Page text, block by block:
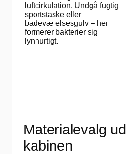
luftcirkulation. Undgå fugtig
sportstaske eller
badeværelsesgulv – her
formerer bakterier sig
lynhurtigt.
Materialevalg
kabinen